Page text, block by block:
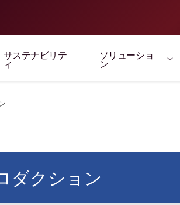
サステナビリテ
ィ
ソリューショ
ン
ダクション